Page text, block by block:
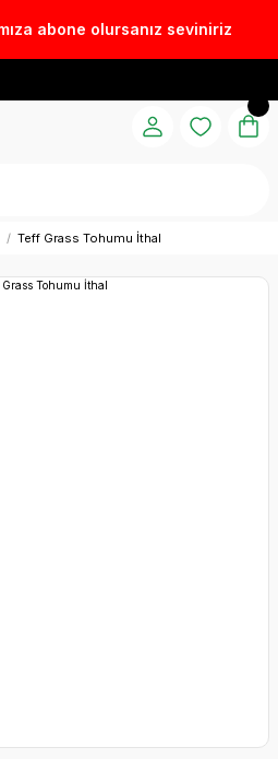
abone olursanız seviniriz
Teff Grass Tohumu İthal